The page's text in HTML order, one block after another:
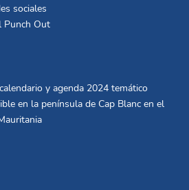
sociales
Punch Out
y agenda 2024 temático
en la península de Cap Blanc en el